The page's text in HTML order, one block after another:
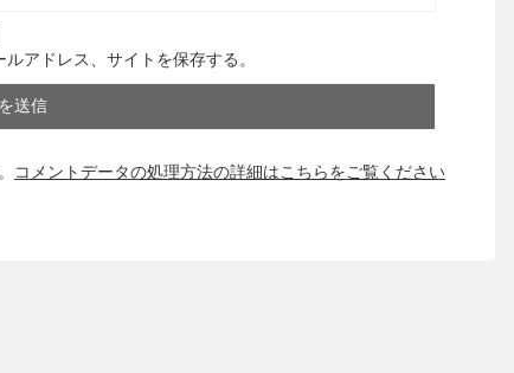
アドレス、サイトを保存する。
コメントデータの処理方法の詳細はこちらをご覧ください